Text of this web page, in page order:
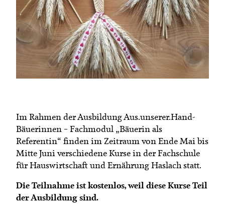
Mitgliedschaft
Landessekretariat
Bäuerliche Buffets
Hofgeschichten
Im Rahmen der Ausbildung Aus.unserer.Hand-
Bäuerinnen – Fachmodul „Bäuerin als
Referentin“ finden im Zeitraum von Ende Mai bis
Mitte Juni verschiedene Kurse in der Fachschule
für Hauswirtschaft und Ernährung Haslach statt.
Die Teilnahme ist kostenlos, weil diese Kurse Teil
der Ausbildung sind.